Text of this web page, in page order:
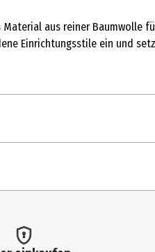
Material aus reiner Baumwolle
Einrichtungsstile ein und